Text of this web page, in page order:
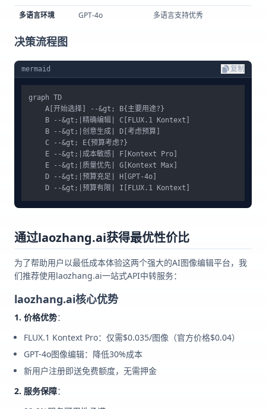
多语言环境
GPT-4o 多语言支持优秀
决策流程图
mermaid 复制
graph TD
    A[开始选择] --&gt; B{主要用途?}
    B --&gt;|精确编辑| C[FLUX.1 Kontext]
    B --&gt;|创意生成| D[考虑预算]
    C --&gt; E{预算考虑?}
    E --&gt;|成本敏感| F[Kontext Pro]
    E --&gt;|质量优先| G[Kontext Max]
    D --&gt;|预算充足| H[GPT-4o]
通过laozhang.ai获得最优性价比
为了帮助用户以最低成本体验这两个强大的AI图像编辑平台，我
们推荐使用laozhang.ai一站式API中转服务：
laozhang.ai核心优势
1. 价格优势：
FLUX.1 Kontext Pro：仅需$0.035/图像（官方价格$0.04）
GPT-4o图像编辑：降低30%成本
新用户注册即送免费额度，无需押金
2. 服务保障：